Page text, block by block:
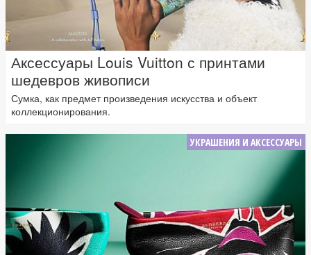
Аксессуары Louis Vuitton с принтами
шедевров живописи
Сумка, как предмет произведения искусства и объект
коллекционирования.
УКРАШЕНИЯ И АКСЕССУАРЫ